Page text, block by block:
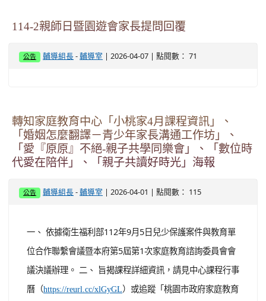
114-2親師日暨園遊會家長提問回覆
公告 輔導組長 -輔導室 | 2026-04-07 | 點閱數： 71
轉知家庭教育中心「小桃家4月課程資訊」、
「婚姻怎麼翻譯－青少年家長溝通工作坊」、
「愛『原原』不絕-親子共學同樂會」、「數位時
代愛在陪伴」、「親子共讀好時光」海報
公告 輔導組長 -輔導室 | 2026-04-01 | 點閱數： 115
一、 依據衛生福利部112年9月5日兒少保護案件與教育單
位合作聯繫會議暨本府第5屆第1次家庭教育諮詢委員會會
議決議辦理。 二、 旨揭課程詳細資訊，請見中心課程行事
曆（https://reurl.cc/xlGyGL）或追蹤「桃園市政府家庭教育